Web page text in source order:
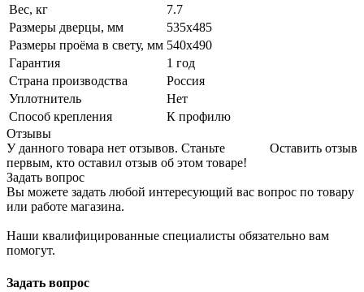
Вес, кг
7.7
Размеры дверцы, мм
535х485
Размеры проёма в свету, мм 540х490
Гарантия
1 год
Страна производства
Россия
Уплотнитель
Нет
Способ крепления
К профилю
Отзывы
Оставить отзыв
У данного товара нет отзывов. Станьте
первым, кто оставил отзыв об этом товаре!
Задать вопрос
Вы можете задать любой интересующий вас вопрос по товару
или работе магазина.
Наши квалифицированные специалисты обязательно вам
помогут.
Задать вопрос